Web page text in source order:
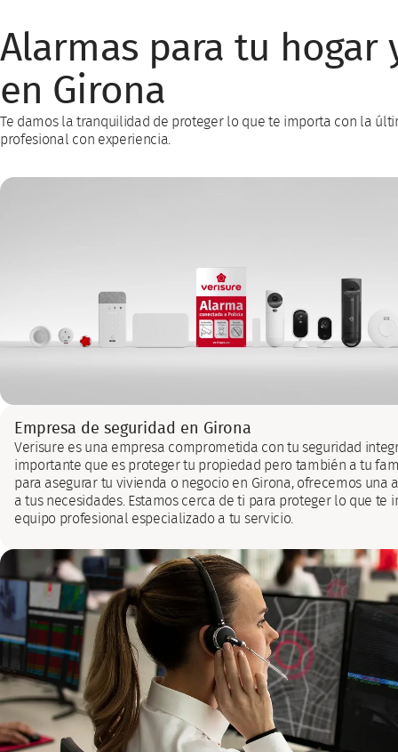
Alarmas para tu hogar
en Girona
Te damos la tranquilidad de proteger lo que te importa con la
profesional con experiencia.
Empresa de seguridad en Girona
Verisure es una empresa comprometida con tu seguridad
importante que es proteger tu propiedad pero también a tu
para asegurar tu vivienda o negocio en Girona, ofrecemos
a tus necesidades. Estamos cerca de ti para proteger lo que te
equipo profesional especializado a tu servicio.